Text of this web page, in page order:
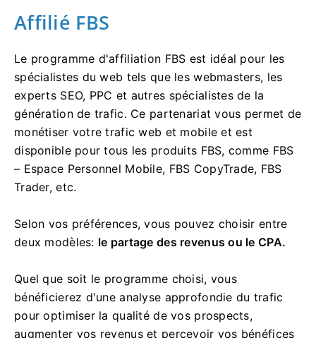
Affilié FBS
Le programme d'affiliation FBS est idéal pour les
spécialistes du web tels que les webmasters, les
experts SEO, PPC et autres spécialistes de la
génération de trafic. Ce partenariat vous permet de
monétiser votre trafic web et mobile et est
disponible pour tous les produits FBS, comme FBS
– Espace Personnel Mobile, FBS CopyTrade, FBS
Trader, etc.
Selon vos préférences, vous pouvez choisir entre
deux modèles: le partage des revenus ou le CPA.
Quel que soit le programme choisi, vous
bénéficierez d'une analyse approfondie du trafic
pour optimiser la qualité de vos prospects,
augmenter vos revenus et percevoir vos bénéfices